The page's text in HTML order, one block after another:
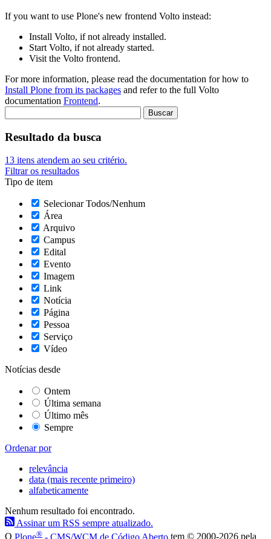
If you want to use Plone's new frontend Volto instead:
Install Volto, if not already installed.
Start Volto, if not already started.
Visit the Volto frontend.
For more information, please read the documentation for how to
Install Plone from its packages and refer to the full Volto
documentation Frontend.
Resultado da busca
13 itens atendem ao seu critério.
Filtrar os resultados
Tipo de item
Selecionar Todos/Nenhum
Área
Arquivo
Campus
Edital
Evento
Imagem
Link
Notícia
Página
Pessoa
Serviço
Vídeo
Notícias desde
Ontem
Última semana
Último mês
Sempre
Ordenar por
relevância
data (mais recente primeiro)
alfabeticamente
Nenhum resultado foi encontrado.
Assinar um RSS sempre atualizado.
O Plone® - CMS/WCM de Código Aberto tem © 2000-2026 pela